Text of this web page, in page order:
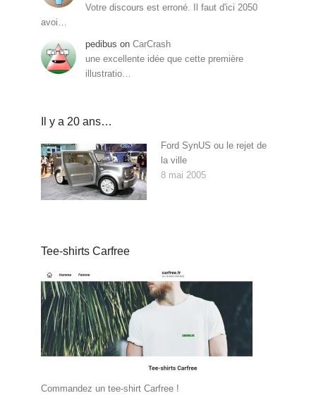
Votre discours est erroné. Il faut d'ici 2050
avoi…
pedibus on CarCrash
une excellente idée que cette première
illustratio…
Il y a 20 ans…
Ford SynUS ou le rejet de
la ville
8 mai 2005
Tee-shirts Carfree
Commandez un tee-shirt Carfree !